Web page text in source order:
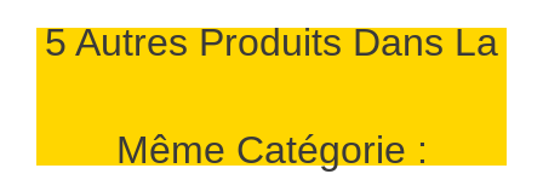
5 Autres Produits Dans La
Même Catégorie :